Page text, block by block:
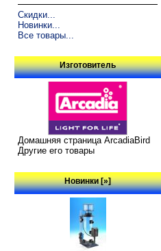
Скидки...
Новинки...
Все товары...
Изготовитель
Домашняя страница ArcadiaBird
Другие его товары
Новинки [»]